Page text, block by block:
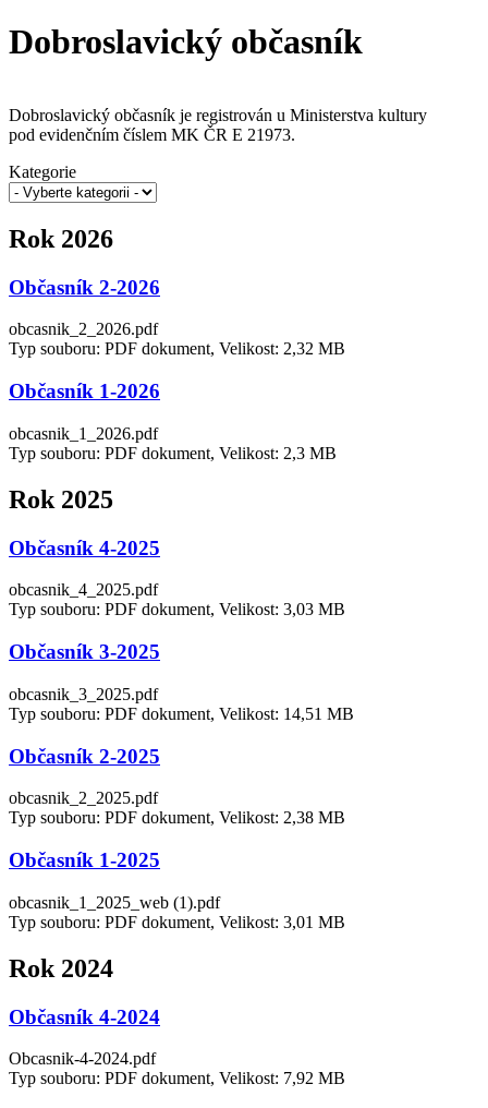
Dobroslavický občasník
Dobroslavický občasník je registrován u Ministerstva kultury
pod evidenčním číslem MK ČR E 21973.
Kategorie
Rok 2026
Občasník 2-2026
obcasnik_2_2026.pdf
Typ souboru: PDF dokument, Velikost: 2,32 MB
Občasník 1-2026
obcasnik_1_2026.pdf
Typ souboru: PDF dokument, Velikost: 2,3 MB
Rok 2025
Občasník 4-2025
obcasnik_4_2025.pdf
Typ souboru: PDF dokument, Velikost: 3,03 MB
Občasník 3-2025
obcasnik_3_2025.pdf
Typ souboru: PDF dokument, Velikost: 14,51 MB
Občasník 2-2025
obcasnik_2_2025.pdf
Typ souboru: PDF dokument, Velikost: 2,38 MB
Občasník 1-2025
obcasnik_1_2025_web (1).pdf
Typ souboru: PDF dokument, Velikost: 3,01 MB
Rok 2024
Občasník 4-2024
Obcasnik-4-2024.pdf
Typ souboru: PDF dokument, Velikost: 7,92 MB